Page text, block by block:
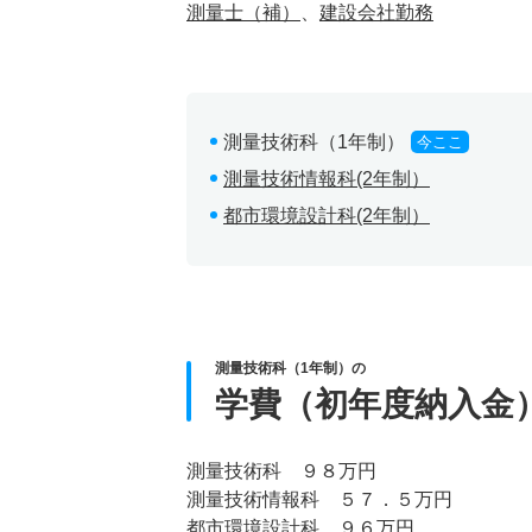
測量士（補） 建設会社勤務
測量技術科（1年制） 今ここ
測量技術情報科(2年制）
都市環境設計科(2年制）
測量技術科（1年制）の
学費（初年度納入金
測量技術科 ９８万円
測量技術情報科 ５７．５万円
都市環境設計科 ９６万円